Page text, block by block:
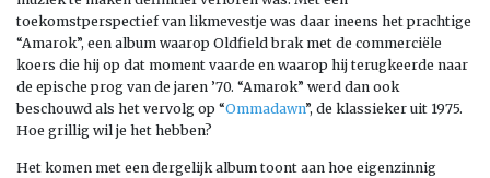
toekomstperspectief van likmevestje was daar ineens het prachtige
“Amarok”, een album waarop Oldfield brak met de commerciële
koers die hij op dat moment vaarde en waarop hij terugkeerde naar
de epische prog van de jaren ’70. “Amarok” werd dan ook
beschouwd als het vervolg op “Ommadawn”, de klassieker uit 1975.
Hoe grillig wil je het hebben?
Het komen met een dergelijk album toont aan hoe eigenzinnig